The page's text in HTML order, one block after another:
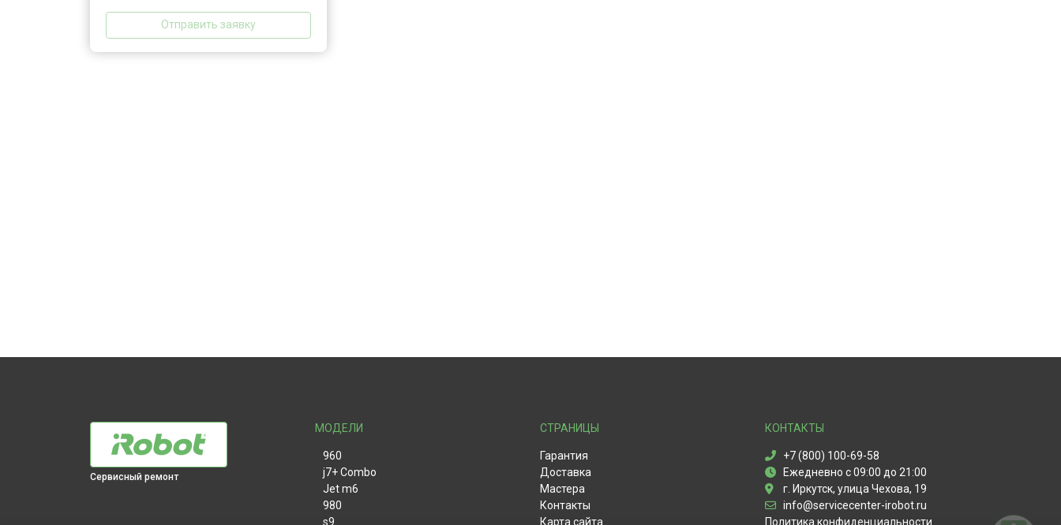
Отправить заявку
Сервисный ремонт
МОДЕЛИ
960
j7+ Combo
Jet m6
980
s9
СТРАНИЦЫ
Гарантия
Доставка
Мастера
Контакты
Карта сайта
КОНТАКТЫ
+7 (800) 100-69-58
Ежедневно с 09:00 до 21:00
г. Иркутск, улица Чехова, 19
info@servicecenter-irobot.ru
Политика конфиденциальности